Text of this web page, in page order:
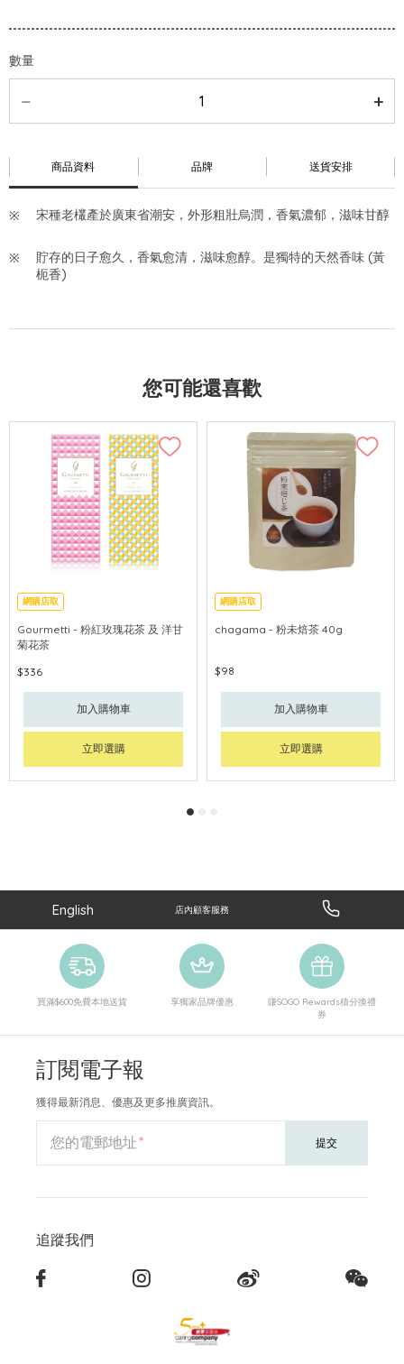
數量
商品資料 品牌 送貨安排
宋種老欉產於廣東省潮安，外形粗壯烏潤，香氣濃郁，滋味甘醇
貯存的日子愈久，香氣愈清，滋味愈醇。是獨特的天然香味 (黃
枙香)
您可能還喜歡
網購店取
Gourmetti - 粉紅玫瑰花茶 及 洋甘
菊花茶
$336
加入購物車
立即選購
網購店取
chagama - 粉未焙茶 40g
$98
加入購物車
立即選購
English 店內顧客服務
買滿$600免費本地送貨 享獨家品牌優惠
賺SOGO Rewards積分換禮
券
訂閱電子報
獲得最新消息、優惠及更多推廣資訊。
您的電郵地址 提交
追蹤我們